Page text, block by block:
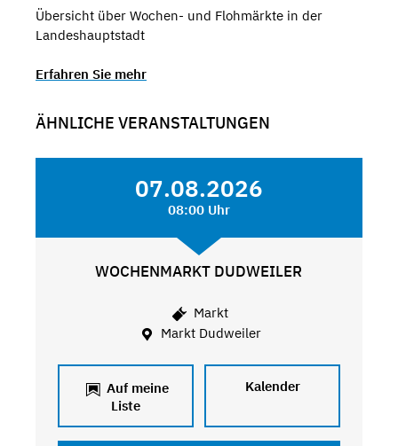
Übersicht über Wochen- und Flohmärkte in der
Landeshauptstadt
Erfahren Sie mehr
ÄHNLICHE VERANSTALTUNGEN
07.08.2026
08:00 Uhr
WOCHENMARKT DUDWEILER
Markt
Markt Dudweiler
Auf meine
Liste
Kalender